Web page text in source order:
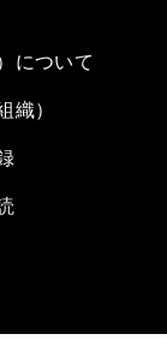
について
織）